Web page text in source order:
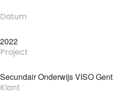
Datum
2022
Project
Secundair Onderwijs VISO Gent
Klant